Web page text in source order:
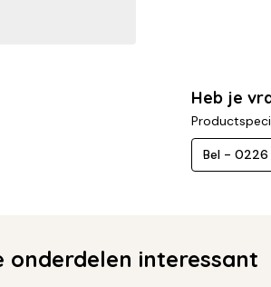
Heb je
Bel -
onderdelen interessant